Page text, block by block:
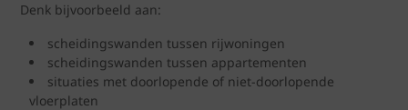
Denk bijvoorbeeld aan:
scheidingswanden tussen rijwoningen
scheidingswanden tussen appartementen
situaties met doorlopende of niet-doorlopende
vloerplaten